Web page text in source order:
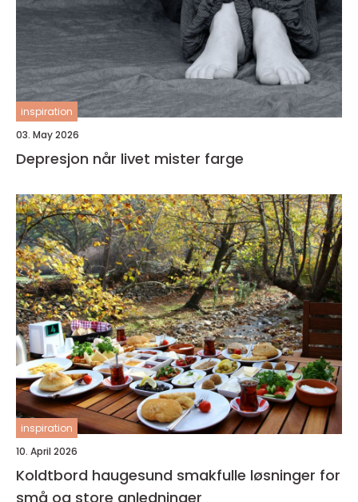
inspiration
03. May 2026
Depresjon når livet mister farge
inspiration
10. April 2026
Koldtbord haugesund smakfulle løsninger for
små og store anledninger